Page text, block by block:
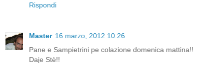
Rispondi
Master 16 marzo, 2012 10:26
Pane e Sampietrini pe colazione domenica mattina!!
Daje Stè!!